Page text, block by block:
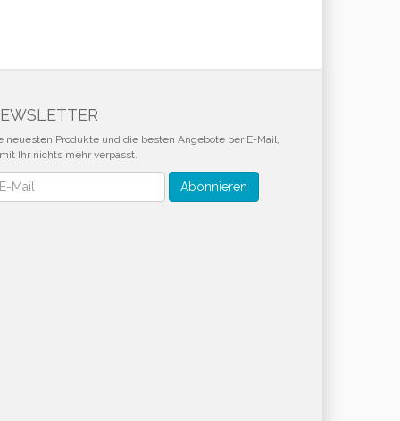
neuesten Produkte und die besten Angebote per E-Mail,
Ihr nichts mehr verpasst.
Abonnieren